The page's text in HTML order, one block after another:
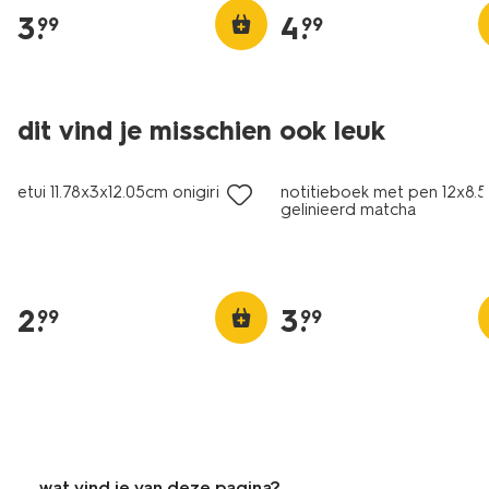
3.
99 4.
99
dit vind je misschien ook leuk
nieuw
etui 11.78x3x12.05cm onigiri
2.
99
nieuw
notitieboek met pen
gelinieerd matcha
3.
99